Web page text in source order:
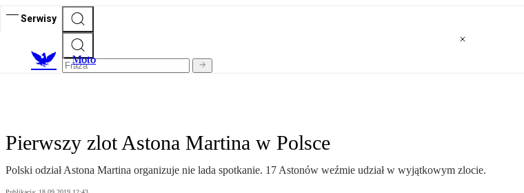
Serwisy
Moto
Pierwszy zlot Astona Martina w Polsce
Polski odział Astona Martina organizuje nie lada spotkanie. 17 Astonów weźmie udział w wyjątkowym zlocie.